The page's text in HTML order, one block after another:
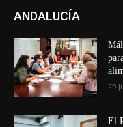
ANDALUCÍA
29
El